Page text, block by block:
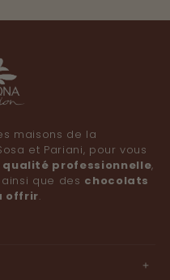
maisons de la
et Pariani, pour vous
professionnelle,
que des chocolats
offrir. ​